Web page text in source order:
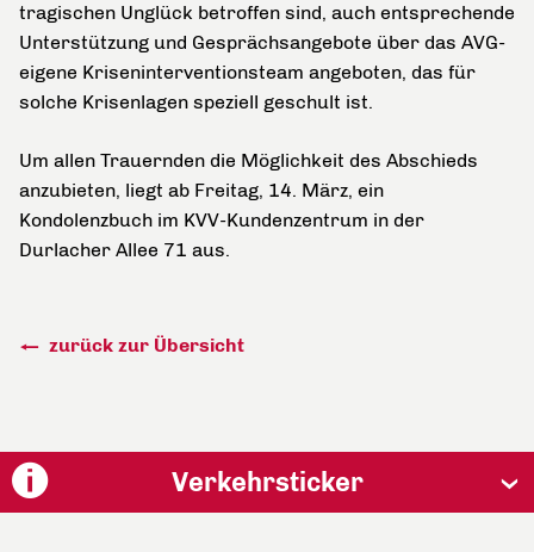
tragischen Unglück betroffen sind, auch entsprechende
Unterstützung und Gesprächsangebote über das AVG-
eigene Kriseninterventionsteam angeboten, das für
solche Krisenlagen speziell geschult ist.
Um allen Trauernden die Möglichkeit des Abschieds
anzubieten, liegt ab Freitag, 14. März, ein
Kondolenzbuch im KVV-Kundenzentrum in der
Durlacher Allee 71 aus.
zurück zur Übersicht
Verkehrsticker